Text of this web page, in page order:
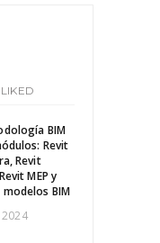
LIKED
BIM
Revit
Revit
MEP y
BIM
2024